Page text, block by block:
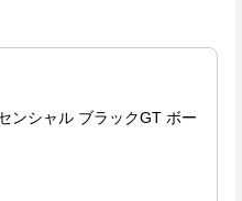
ンシャル ブラックGT ボー